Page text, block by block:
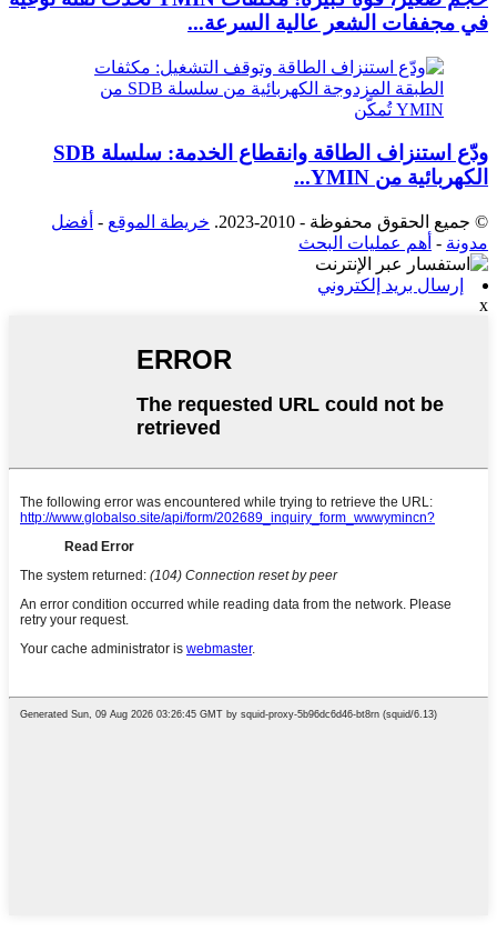
في مجففات الشعر عالية السرعة...
ودّع استنزاف الطاقة وانقطاع الخدمة: سلسلة SDB
الكهربائية من YMIN...
© جميع الحقوق محفوظة - 2010-2023. خريطة الموقع - أفضل
مدونة - أهم عمليات البحث
إرسال بريد إلكتروني
x